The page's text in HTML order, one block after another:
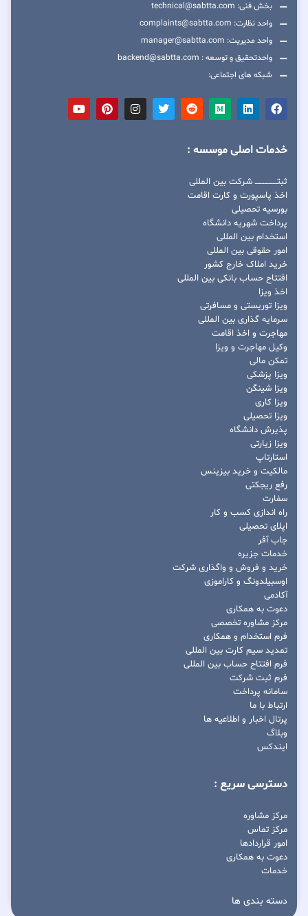
بخش فنی: technical@sabtta.com
واحد نظارت: complaints@sabtta.com
واحد مدیریت: manager@sabtta.com
واحدتحقیق و توسعه : backend@sabtta.com
شبکه های اجتماعی:
خدمات اصلی موسسه :
ثبتــــــــــــــــ شرکت بین المللی
اخذ پاسپورت و کارت اقامت
بورسیه تحصیلی
پرداخت شهریه دانشگاه
استخدام بین المللی
امور حقوقی بین المللی
خرید املاک خارج کشور
افتتاح حساب بانکی بین المللی
اخذ ویزا
ویزا توریستی و مسافرتی
سرمایه گذاری بین المللی
مهاجرت و اخذ اقامت
وکیل مهاجرت و ویزا
تمکن مالی
ویزا پزشکی
ویزا شینگن
ویزا کاری
ویزا تحصیلی
پذیرش دانشگاه
ویزا زیارتی
استارتاپ
مالکیت و خرید بیزینس
رفع ریجکتی
سفارت
راه اندازی کسب و کار
اپلای تحصیلی
جاب آفر
خدمات جزیره
خرید و فروش و واگذاری شرکت
اوسبیلدونگ و کاراموزی
آکادمی
دعوت به همکاری
مرکز مشاوره تخصصی
فرم استخدام و همکاری
تمدید سیم کارت بین المللی
فرم افتتاح حساب بین المللی
فرم ثبت شرکت
سامانه پرداخت
ارتباط با ما
پرتال اخبار و اطلاعیه ها
وبلاگ
ایندکس
دسترسی سریع :
مرکز مشاوره
مرکز تماس
امور قراردادها
دعوت به همکاری
خدمات
دسته بندی ها